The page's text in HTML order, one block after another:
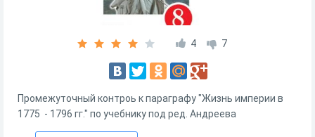
4 7
Промежуточный контроь к параграфу "Жизнь империи в
1775 - 1796 гг." по учебнику под ред. Андреева